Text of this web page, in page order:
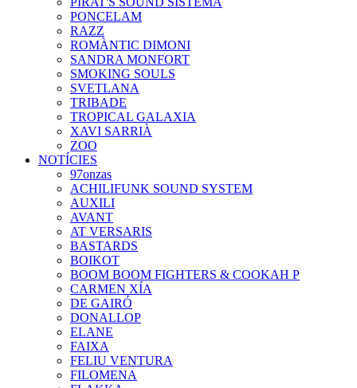
PONCELAM
RAZZ
ROMÀNTIC DIMONI
SANDRA MONFORT
SMOKING SOULS
SVETLANA
TRIBADE
TROPICAL GALAXIA
XAVI SARRIÀ
ZOO
NOTÍCIES
97onzas
ACHILIFUNK SOUND SYSTEM
AUXILI
AVANT
AT VERSARIS
BASTARDS
BOIKOT
BOOM BOOM FIGHTERS & COOKAH P
CARMEN XÍA
DE GAIRÓ
DONALLOP
ELANE
FAIXA
FELIU VENTURA
FILOMENA